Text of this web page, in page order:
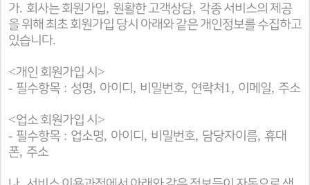
가. 회사는 회원가입, 원활한 고객상담, 각종 서비스의 제공
을 위해 최초 회원가입 당시 아래와 같은 개인정보를 수집하고
있습니다.
<개인 회원가입 시 >
- 필수항목 : 성명, 아이디 , 비밀번호, 연락처1, 이메일, 주소
<업소 회원가입 시 >
- 필수항목 : 업소명, 아이디 , 비밀번호, 담당자이름, 휴대
폰, 주소